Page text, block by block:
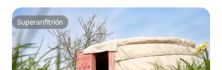
Superanfitrión
Superanfitrión